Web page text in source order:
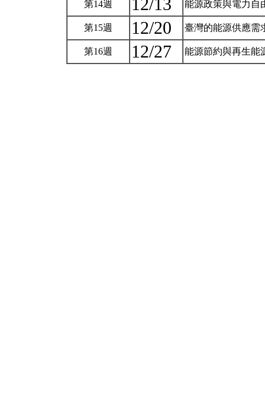
第14週 12/13 能源政策與電力自
第15週 12/20 臺灣的能源供應需
第16週 12/27 能源節約與再生能